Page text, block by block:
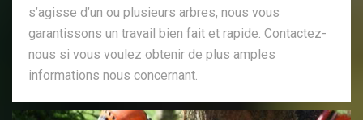
s’agisse d’un ou plusieurs arbres, nous vous
garantissons un travail bien fait et rapide. Contactez-
nous si vous voulez obtenir de plus amples
informations nous concernant.